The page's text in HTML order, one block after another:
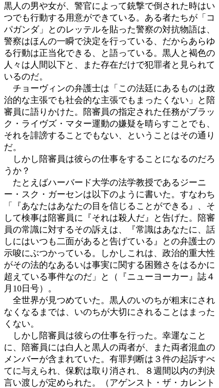
黒人の男や女が、警官によって銃撃で倒された時はい
つでも行動する用意ができている。ある者たちが「コ
パガンダ」とのレッテルを貼った警察の対抗物語は、
警察はほんの一瞬で決定を行っている、だからあらゆ
る行動は正当化できる、と語っている。黒人と褐色の
人々は人間以下と、また存在だけで犯罪者と見られて
いるのだ。
チョーヴィンの弁護士は「この法廷にあるものは政
治的な主張でも社会的な主張でもまったくない」と陪
審員に語りかけた。陪審員の指定された任務がブラッ
ク・ライヴズ・マター運動の嫌疑を晴らすことでも、
それを誹謗することでもない、ということはその通り
だ。
しかし陪審員は彼らの仕事をすることになるのだろ
うか？
たとえばハーバード大学の法学教授であるジーニ
ー・スク・ガーセンは以下のように書いた。すなわち
「『あなたはあなたの目を信じることができる』、そ
して検事は陪審員に『それは殺人だ』と告げた。陪審
員の常識に対するその訴えは、『常識はあなたに、話
しにはいつも二面があると告げている』との弁護士の
示唆にぶつかっている。しかしこれは、政治的重大性
がその法的なあるいは事実に関する困難さをはるかに
超えている事件なのだ」と（『ニューヨーカー』誌４
月10日号）。
全世界が見つめていた。黒人のいのちが粗末にされ
なくなるまでは、いのちが大切にされることはまった
くない。
しかし陪審員は彼らの仕事を行った。幸運なこと
に、陪審員には白人と黒人の両者が、また両者混血の
メンバーが含まれていた。有罪判断は３件の起訴すべ
てに与えられ、保釈は取り消され、８週間以内の判決
言い渡しが定められた。（アゲンスト・ザ・カレント